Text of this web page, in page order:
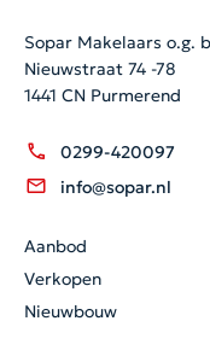
Sopar Makelaars o.g.
Nieuwstraat 74 -78
1441 CN Purmerend
0299-420097
info@sopar.nl
Aanbod
Verkopen
Nieuwbouw